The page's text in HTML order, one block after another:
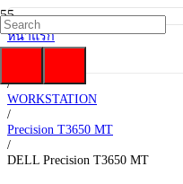
หน้าแรก
/
/
WORKSTATION
/
Precision T3650 MT
/
DELL Precision T3650 MT